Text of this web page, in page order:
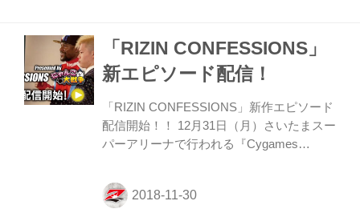
じた世界の広さ、世界を知る浜崎の対策な
ど大晦日の決戦へ向けた本音に迫る。 また
7月のRIZIN.11以降、リングから遠ざかって
いたRENAが大晦日、復帰を果たす。
RIZIN、そして大晦日への思いを語る。 選
手それぞれがどのような思いで試合に臨
「RIZIN CONFESSIONS」
新エピソード配信！
「RIZIN CONFESSIONS」新作エピソード
配信開始！！ 12月31日（月）さいたまスー
パーアリーナで行われる『Cygames
配信。50戦無敗で5階級制覇を達成した伝
説のボクサー、フロイド・メイウェザーの